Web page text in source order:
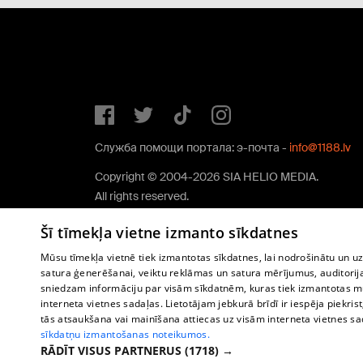
Служба помощи портала: э-почта - info@1188.lv
Copyright © 2004-2026 SIA HELIO MEDIA.
All rights reserved.
Šī tīmekļa vietne izmanto sīkdatnes
Mūsu tīmekļa vietnē tiek izmantotas sīkdatnes, lai nodrošinātu un
satura ģenerēšanai, veiktu reklāmas un satura mērījumus,
sniedzam informāciju par visām sīkdatnēm, kuras tiek izmantotas
interneta vietnes sadaļas. Lietotājam jebkurā brīdī ir iespēja
tās atsaukšana vai mainīšana attiecas uz visām interneta vietnes
sīkdatņu izmantošanas noteikumos.
RĀDĪT VISUS PARTNERUS (1718) →